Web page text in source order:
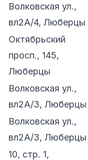
Волковская ул.,
вл2А/4, Люберцы
Октябрьский
просп., 145,
Люберцы
Волковская ул.,
вл2А/3, Люберцы
Волковская ул.,
вл2А/3, Люберцы
10, стр. 1,